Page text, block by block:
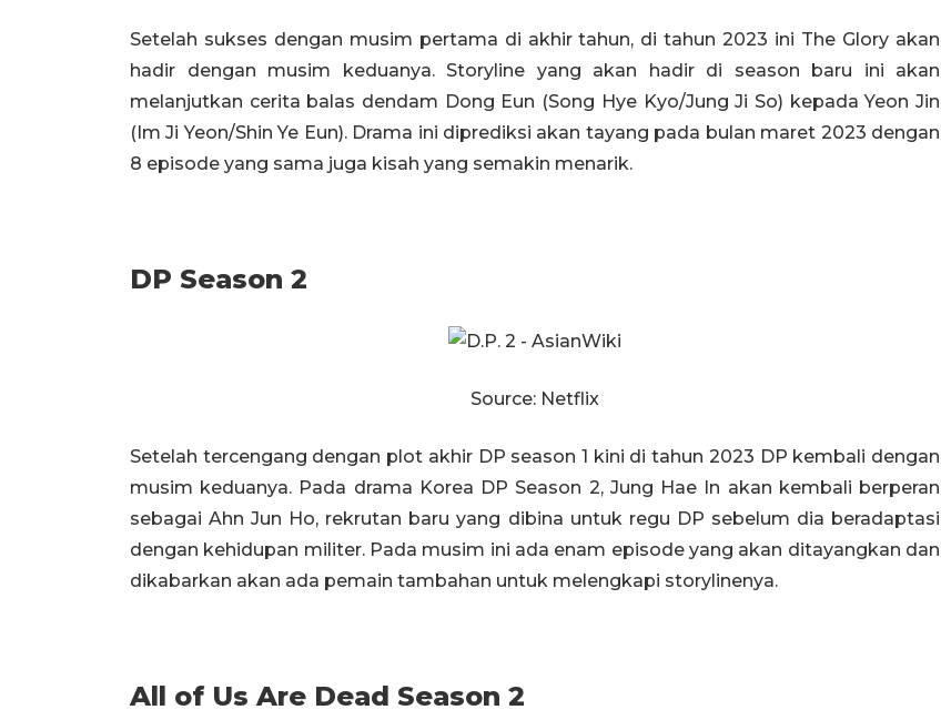
Setelah sukses dengan musim pertama di akhir tahun, di tahun 2023 ini The Glory akan
hadir dengan musim keduanya. Storyline yang akan hadir di season baru ini akan
melanjutkan cerita balas dendam Dong Eun (Song Hye Kyo/Jung Ji So) kepada Yeon Jin
(Im Ji Yeon/Shin Ye Eun). Drama ini diprediksi akan tayang pada bulan maret 2023 dengan
8 episode yang sama juga kisah yang semakin menarik.
DP Season 2
Source: Netflix
Setelah tercengang dengan plot akhir DP season 1 kini di tahun 2023 DP kembali dengan
musim keduanya. Pada drama Korea DP Season 2, Jung Hae In akan kembali berperan
sebagai Ahn Jun Ho, rekrutan baru yang dibina untuk regu DP sebelum dia beradaptasi
dengan kehidupan militer. Pada musim ini ada enam episode yang akan ditayangkan dan
dikabarkan akan ada pemain tambahan untuk melengkapi storylinenya.
All of Us Are Dead Season 2